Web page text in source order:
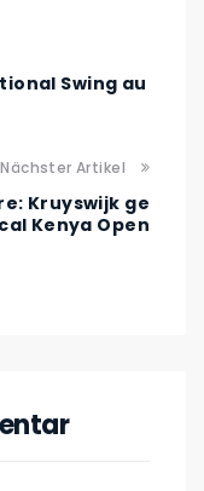
Swing au
Nächster Artikel
Kruyswijk ge
Kenya Open